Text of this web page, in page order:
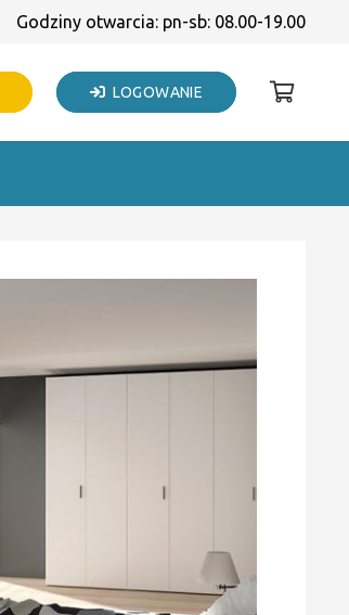
Godziny otwarcia: pn-sb: 08.00-19.00
LOGOWANIE